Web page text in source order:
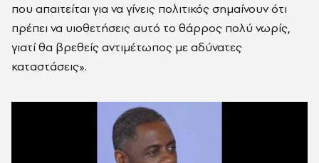
που απαιτείται για να γίνεις πολιτικός σημαίνουν ότι
πρέπει να υιοθετήσεις αυτό το θάρρος πολύ νωρίς,
γιατί θα βρεθείς αντιμέτωπος με αδύνατες
καταστάσεις».